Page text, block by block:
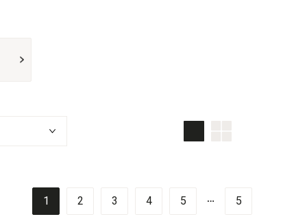
1 2 3 4 5 5